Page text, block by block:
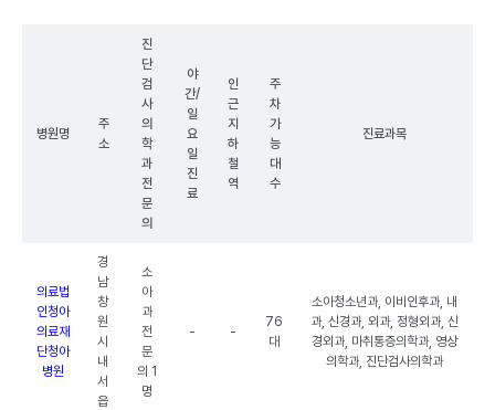
병원명
주
소
진
단
검
사
의
학
과
전
문
의
야
간/
일
요
일
진
료
인
근
지
하
철
역
주
차
가
능
대
수
진료과목
의료법
인청아
의료재
단청아
병원
경
남
창
원
시
내
서
읍
소
아
과
전
문
의 1
명
- -
76
대
소아청소년과, 이비인후과, 내
과, 신경과, 외과, 정형외과, 신
경외과, 마취통증의학과, 영상
의학과, 진단검사의학과